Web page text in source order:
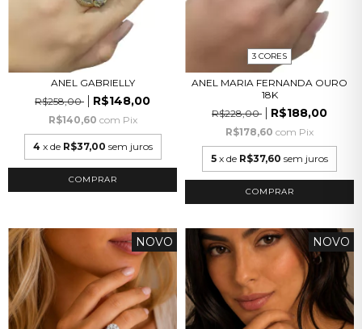
ANEL GABRIELLY
R$258,00
R$148,00
R$140,60 com Pix
4 x de R$37,00 sem juros
COMPRAR
3 CORES
ANEL MARIA FERNANDA OURO
18K
R$228,00
R$188,00
R$178,60 com Pix
5 x de R$37,60 sem juros
COMPRAR
NOVO NOVO